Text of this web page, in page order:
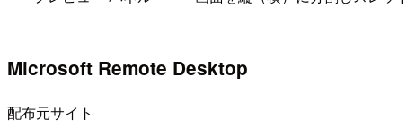
Microsoft Remote Desktop
配布元サイト